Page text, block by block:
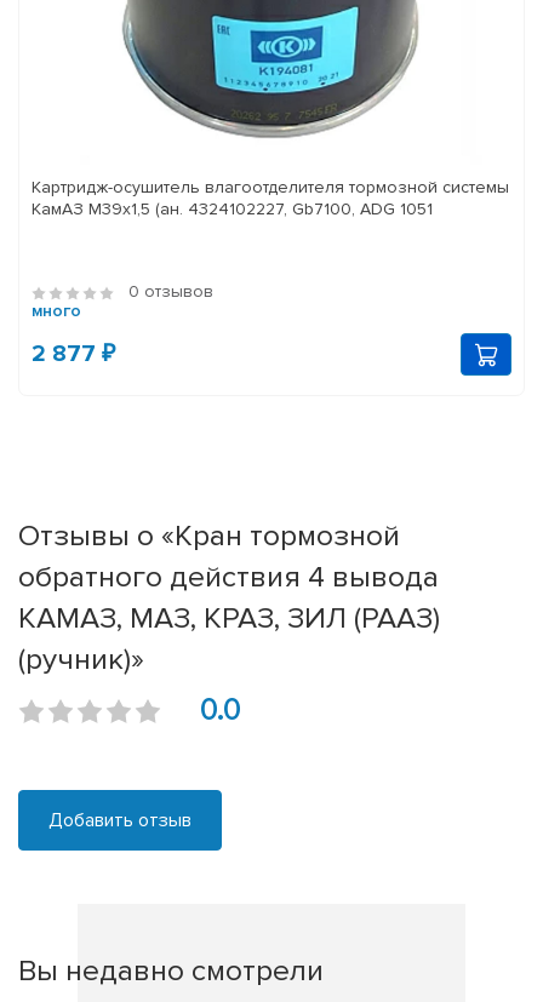
Картридж-осушитель влагоотделителя тормозной системы
КамАЗ M39x1,5 (ан. 4324102227, Gb7100, ADG 1051
0 отзывов
много
2 877 ₽
Отзывы о «Кран тормозной
обратного действия 4 вывода
КАМАЗ, МАЗ, КРАЗ, ЗИЛ (РААЗ)
(ручник)»
0.0
Добавить отзыв
Вы недавно смотрели